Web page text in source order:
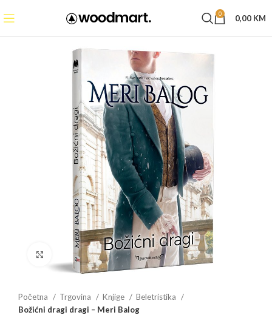
0 0,00 KM
Click to enlarge
Početna Trgovina Knjige
Beletristika
Božićni dragi dragi – Meri Balog